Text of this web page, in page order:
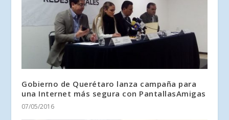
Gobierno de Querétaro lanza campaña para
una Internet más segura con PantallasAmigas
07/05/2016